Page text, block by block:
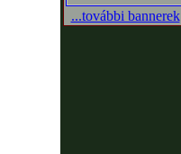
...további bannerek